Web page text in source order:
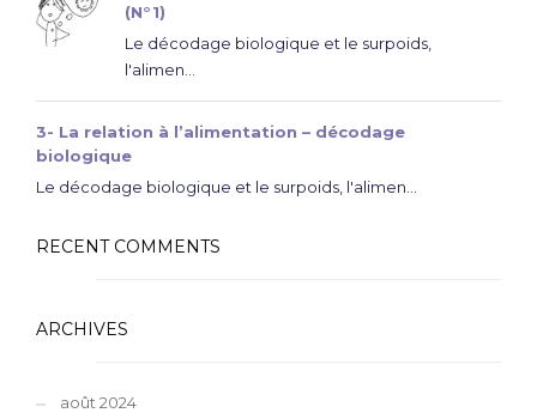
(N°1)
Le décodage biologique et le surpoids,
l'alimen...
3- La relation à l’alimentation – décodage
biologique
Le décodage biologique et le surpoids, l'alimen...
RECENT COMMENTS
ARCHIVES
août 2024